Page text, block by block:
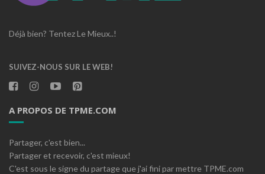
Déjà bien? Tentez Le Mieux..!
SUIVEZ-NOUS SUR LE WEB!
A PROPOS DE TPME.COM
Partager, c'est bien...
Partager et recevoir, c'est mieux!
C'est sous le signe du partage que j'ai fini par mettre TPME.com